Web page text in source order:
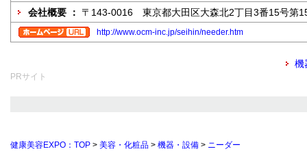
会社概要 ： 〒143-0016 東京都大田区大森北2丁目3番15号第
http://www.ocm-inc.jp/seihin/needer.htm
機
PRサイト
健康美容EXPO：TOP > 美容・化粧品 > 機器・設備 > ニーダー